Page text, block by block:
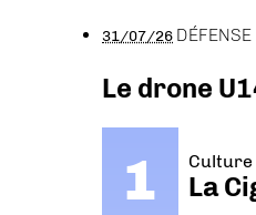
31/07/26 DÉFENSE
Le drone
Culture
La